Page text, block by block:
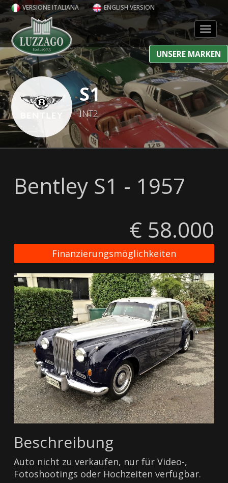
VERSIONE ITALIANA ENGLISH VERSION
UNSERE MARKEN
S1
INT2
Bentley S1 - 1957
€ 58.000
Finanzierungsmöglichkeiten
Beschreibung
Auto nicht zu verkaufen, nur für Video-,
Fotoshootings oder Hochzeiten verfügbar.